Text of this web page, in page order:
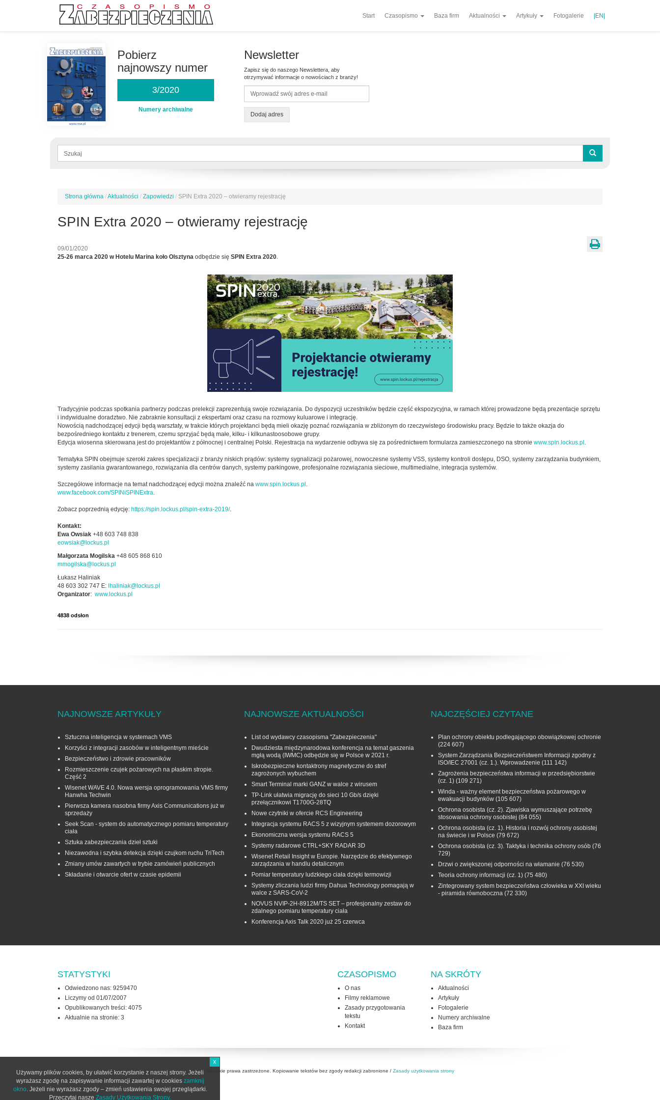
Start Czasopismo Baza firm Aktualności Artykuły Fotogalerie |EN|
Pobierz
najnowszy numer
3/2020
Numery archiwalne
Newsletter
Zapisz się do naszego Newslettera, aby
otrzymywać informacje o nowościach z branży!
Dodaj adres
Formularz
Jesteś
Strona główna /Aktualności / Zapowiedzi / SPIN Extra 2020 – otwieramy rejestrację
SPIN Extra 2020 – otwieramy rejestrację
09/01/2020
25-26 marca 2020 w Hotelu Marina koło Olsztyna odbędzie się SPIN Extra 2020.
Tradycyjnie podczas spotkania partnerzy podczas prelekcji zaprezentują swoje rozwiązania. Do dyspozycji uczestników będzie część ekspozycyjna, w ramach której prowadzone będą prezentacje sprzętu
i indywidualne doradztwo. Nie zabraknie konsultacji z ekspertami oraz czasu na rozmowy kuluarowe i integrację.
Nowością nadchodzącej edycji będą warsztaty, w trakcie których projektanci będą mieli okazję poznać rozwiązania w zbliżonym do rzeczywistego środowisku pracy. Będzie to także okazja do
bezpośredniego kontaktu z trenerem, czemu sprzyjać będą małe, kilku- i kilkunastoosobowe grupy.
Edycja wiosenna skierowana jest do projektantów z północnej i centralnej Polski. Rejestracja na wydarzenie odbywa się za pośrednictwem formularza zamieszczonego na stronie www.spin.lockus.pl .
Tematyka SPIN obejmuje szeroki zakres specjalizacji z branży niskich prądów: systemy sygnalizacji pożarowej, nowoczesne systemy VSS, systemy kontroli dostępu, DSO, systemy zarządzania budynkiem,
systemy zasilania gwarantowanego, rozwiązania dla centrów danych, systemy parkingowe, profesjonalne rozwiązania sieciowe, multimedialne, integracja systemów.
Szczegółowe informacje na temat nadchodzącej edycji można znaleźć na www.spin.lockus.pl .
www.facebook.com/SPINiSPINExtra.
Zobacz poprzednią edycję: https://spin.lockus.pl/spin-extra-2019/.
Kontakt:
Ewa Owsiak +48 603 748 838
eowsiak@lockus.pl
Małgorzata Mogilska +48 605 868 610
mmogilska@lockus.pl
Łukasz Haliniak
48 603 302 747 E: lhaliniak@lockus.pl
Organizator: www.lockus.pl
4838 odsłon
NAJNOWSZE ARTYKUŁY
Sztuczna inteligencja w systemach VMS
Korzyści z integracji zasobów w inteligentnym mieście
Bezpieczeństwo i zdrowie pracowników
Rozmieszczenie czujek pożarowych na płaskim stropie.
Część 2
Wisenet WAVE 4.0. Nowa wersja oprogramowania VMS firmy
Hanwha Techwin
Pierwsza kamera nasobna firmy Axis Communications już w
sprzedaży
Seek Scan - system do automatycznego pomiaru temperatury
ciała
Sztuka zabezpieczania dzieł sztuki
Niezawodna i szybka detekcja dzięki czujkom ruchu TriTech
Zmiany umów zawartych w trybie zamówień publicznych
Składanie i otwarcie ofert w czasie epidemii
NAJNOWSZE AKTUALNOŚCI
List od wydawcy czasopisma "Zabezpieczenia"
Dwudziesta międzynarodowa konferencja na temat gaszenia
mgłą wodą (IWMC) odbędzie się w Polsce w 2021 r.
Iskrobezpieczne kontaktrony magnetyczne do stref
zagrożonych wybuchem
Smart Terminal marki GANZ w walce z wirusem
TP-Link ułatwia migrację do sieci 10 Gb/s dzięki
przełącznikowi T1700G‑28TQ
Nowe czytniki w ofercie RCS Engineering
Integracja systemu RACS 5 z wizyjnym systemem dozorowym
Ekonomiczna wersja systemu RACS 5
Systemy radarowe CTRL+SKY RADAR 3D
Wisenet Retail Insight w Europie. Narzędzie do efektywnego
zarządzania w handlu detalicznym
Pomiar temperatury ludzkiego ciała dzięki termowizji
Systemy zliczania ludzi firmy Dahua Technology pomagają w
walce z SARS-CoV-2
NOVUS NVIP-2H-8912M/TS SET – profesjonalny zestaw do
zdalnego pomiaru temperatury ciała
Konferencja Axis Talk 2020 już 25 czerwca
NAJCZĘŚCIEJ CZYTANE
Plan ochrony obiektu podlegającego obowiązkowej ochronie
(224 607)
System Zarządzania Bezpieczeństwem Informacji zgodny z
ISO/IEC 27001 (cz. 1.). Wprowadzenie (111 142)
Zagrożenia bezpieczeństwa informacji w przedsiębiorstwie
(cz. 1) (109 271)
Winda - ważny element bezpieczeństwa pożarowego w
ewakuacji budynków (105 607)
Ochrona osobista (cz. 2). Zjawiska wymuszające potrzebę
stosowania ochrony osobistej (84 055)
Ochrona osobista (cz. 1). Historia i rozwój ochrony osobistej
na świecie i w Polsce (79 672)
Ochrona osobista (cz. 3). Taktyka i technika ochrony osób (76
729)
Drzwi o zwiększonej odporności na włamanie (76 530)
Teoria ochrony informacji (cz. 1) (75 480)
Zintegrowany system bezpieczeństwa człowieka w XXI wieku
- piramida równoboczna (72 330)
STATYSTYKI
Odwiedzono nas: 9259470
Liczymy od 01/07/2007
Opublikowanych treści: 4075
Aktualnie na stronie: 3
CZASOPISMO
O nas
Filmy reklamowe
Zasady przygotowania
tekstu
Kontakt
NA SKRÓTY
Aktualności
Artykuły
Fotogalerie
Numery archiwalne
Baza firm
Wszelkie prawa zastrzeżone. Kopiowanie tekstów bez zgody redakcji zabronione / Zasady użytkowania strony
x
Używamy plików cookies, by ułatwić korzystanie z naszej strony. Jeżeli
wyrażasz zgodę na zapisywanie informacji zawartej w cookies zamknij
okno. Jeżeli nie wyrażasz zgody – zmień ustawienia swojej przeglądarki.
Przeczytaj nasze Zasady Użytkowania Strony.